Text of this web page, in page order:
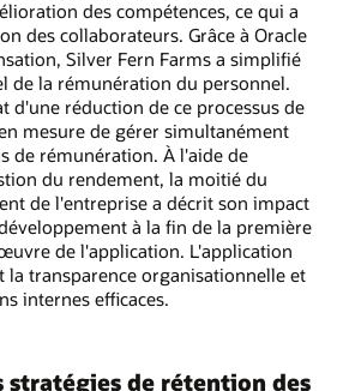
des compétences, ce qui a
des collaborateurs. Grâce à Oracle
Silver Fern Farms a simplifié
de la rémunération du personnel.
d'une réduction de ce processus de
mesure de gérer simultanément
de rémunération. À l'aide de
du rendement, la moitié du
de l'entreprise a décrit son impact
à la fin de la première
de l'application. L'application
la transparence organisationnelle et
internes efficaces.
stratégies de rétention des